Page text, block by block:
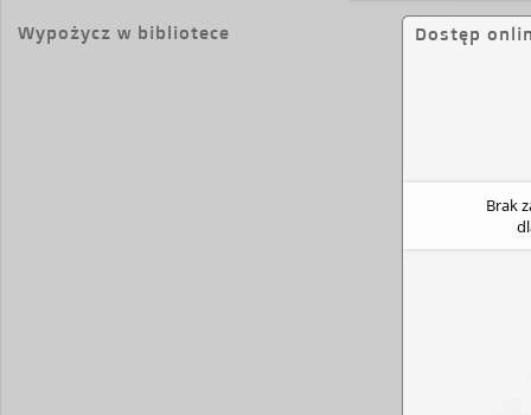
Wypożycz w bibliotece Dostęp
Brak